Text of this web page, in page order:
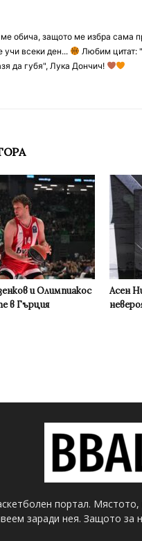
обича, защото ме избра сама
всеки ден...
Любим цитат:
да губя", Лука Дончич!
и Олимпиакос
в Гърция
Асен
портал.
заради нея. Защото за